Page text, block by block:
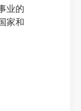
业的
家和